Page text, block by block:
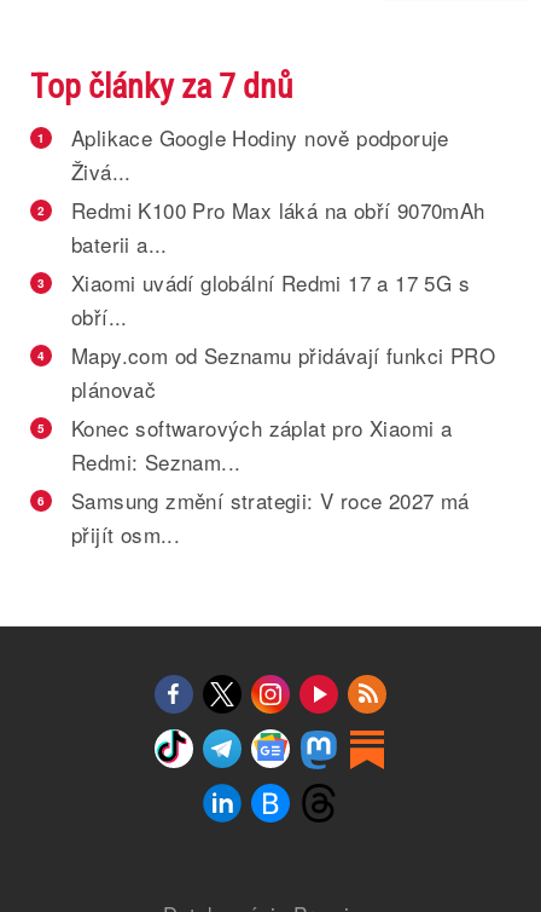
Top články za 7 dnů
1
Aplikace Google Hodiny nově podporuje
Živá...
2
Redmi K100 Pro Max láká na obří 9070mAh
baterii a...
3
Xiaomi uvádí globální Redmi 17 a 17 5G s
obří...
4
Mapy.com od Seznamu přidávají funkci PRO
plánovač
5
Konec softwarových záplat pro Xiaomi a
Redmi: Seznam...
6
Samsung změní strategii: V roce 2027 má
přijít osm...